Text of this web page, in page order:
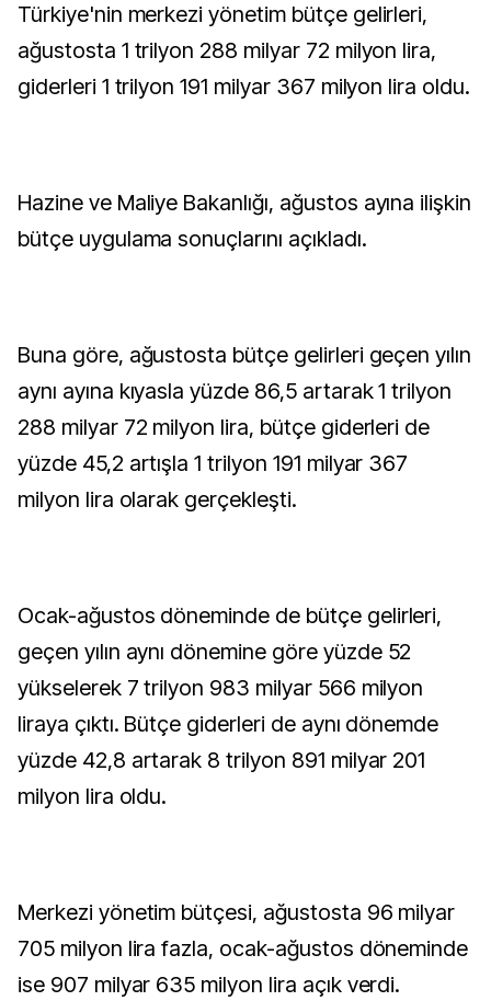
Türkiye'nin merkezi yönetim bütçe gelirleri,
ağustosta 1 trilyon 288 milyar 72 milyon lira,
giderleri 1 trilyon 191 milyar 367 milyon lira oldu.
Hazine ve Maliye Bakanlığı, ağustos ayına ilişkin
bütçe uygulama sonuçlarını açıkladı.
Buna göre, ağustosta bütçe gelirleri geçen yılın
aynı ayına kıyasla yüzde 86,5 artarak 1 trilyon
288 milyar 72 milyon lira, bütçe giderleri de
yüzde 45,2 artışla 1 trilyon 191 milyar 367
milyon lira olarak gerçekleşti.
Ocak-ağustos döneminde de bütçe gelirleri,
geçen yılın aynı dönemine göre yüzde 52
yükselerek 7 trilyon 983 milyar 566 milyon
liraya çıktı. Bütçe giderleri de aynı dönemde
yüzde 42,8 artarak 8 trilyon 891 milyar 201
milyon lira oldu.
Merkezi yönetim bütçesi, ağustosta 96 milyar
705 milyon lira fazla, ocak-ağustos döneminde
ise 907 milyar 635 milyon lira açık verdi.